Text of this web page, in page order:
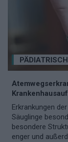
Erkrankungen
Säuglinge
besondere
enger und